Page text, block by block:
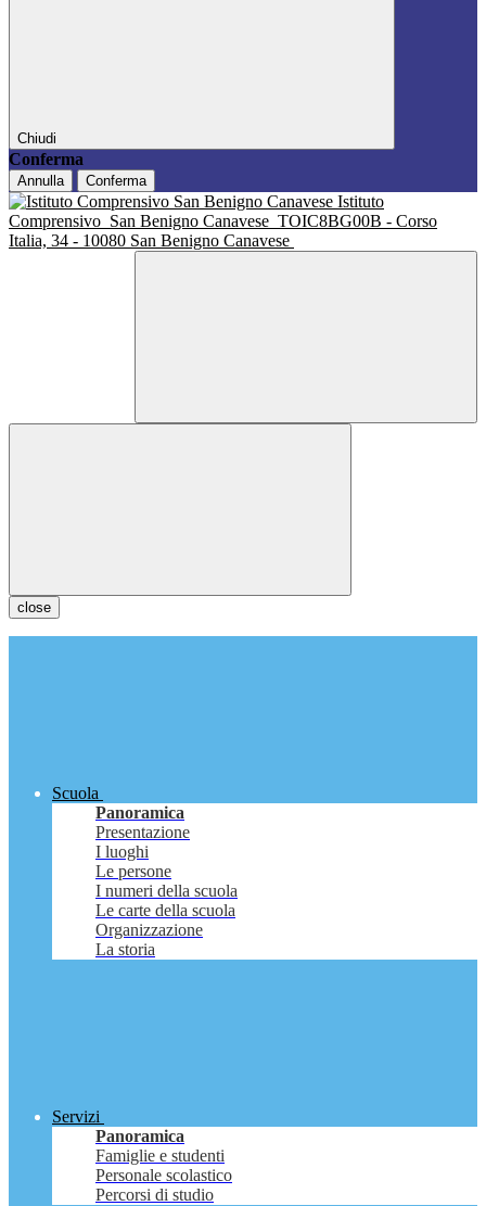
Chiudi
Conferma
Annulla Conferma
Istituto
Comprensivo San Benigno Canavese TOIC8BG00B - Corso
Italia, 34 - 10080 San Benigno Canavese
close
Scuola
Panoramica
Presentazione
I luoghi
Le persone
I numeri della scuola
Le carte della scuola
Organizzazione
La storia
Servizi
Panoramica
Famiglie e studenti
Personale scolastico
Percorsi di studio